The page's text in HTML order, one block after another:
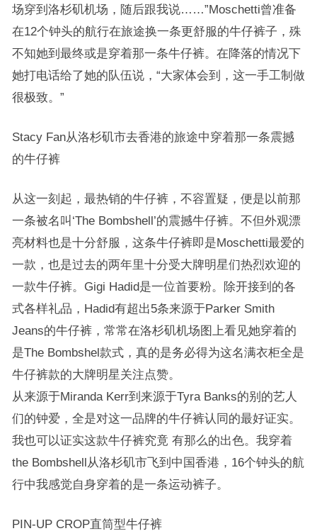
场穿到洛杉矶机场，随后跟我说……”Moschetti曾准备
在12个钟头的航行在旅途换一条更舒服的牛仔裤子，殊
不知她到最终或是穿着那一条牛仔裤。在降落的情况下
她打电话给了她的队伍说，“大家体会到，这一手工制做
很极致。”
Stacy Fan从洛杉矶市去香港的旅途中穿着那一条震撼
的牛仔裤
从这一刻起，最热销的牛仔裤，不容置疑，便是以前那
一条被名叫‘The Bombshell’的震撼牛仔裤。不但外观漂
亮材料也是十分舒服，这条牛仔裤即是Moschetti最爱的
一款，也是过去的两年里十分受大牌明星们热烈欢迎的
一款牛仔裤。Gigi Hadid是一位首要粉。除开接到的各
式各样礼品，Hadid有超出5条来源于Parker Smith
Jeans的牛仔裤，常常在洛杉矶机场图上看见她穿着的
是The Bombshel款式，真的是务必得为这名满衣柜全是
牛仔裤款的大牌明星关注点赞。
从来源于Miranda Kerr到来源于Tyra Banks的别的艺人
们的钟爱，全是对这一品牌的牛仔裤认同的最好证实。
我也可以证实这款牛仔裤究竟 有那么的出色。我穿着
the Bombshell从洛杉矶市飞到中国香港，16个钟头的航
行中我感觉自身穿着的是一条运动裤子。
PIN-UP CROP直筒型牛仔裤